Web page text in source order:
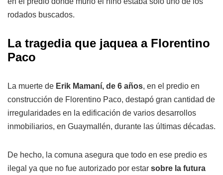
rodados buscados.
La tragedia que jaquea a Florentino
Paco
La muerte de Erik Mamaní, de 6 años, en el predio en
construcción de Florentino Paco, destapó gran cantidad de
irregularidades en la edificación de varios desarrollos
inmobiliarios, en Guaymallén, durante las últimas décadas.
De hecho, la comuna asegura que todo en ese predio es
ilegal ya que no fue autorizado por estar sobre la futura